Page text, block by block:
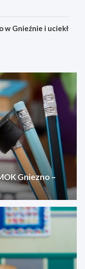
w Gnieźnie i uciekł
Gniezno –